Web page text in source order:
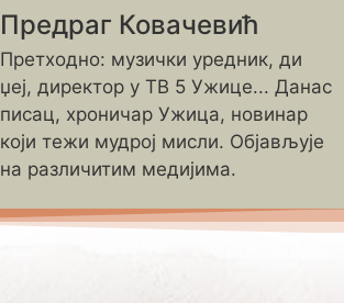
Предраг Ковачевић
Претходно: музички уредник, ди
џеј, директор у ТВ 5 Ужице... Данас
писац, хроничар Ужица, новинар
који тежи мудрој мисли. Објављује
на различитим медијима.